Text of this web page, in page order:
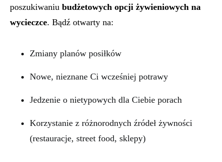
poszukiwaniu budżetowych opcji żywieniowych na
wycieczce. Bądź otwarty na:
Zmiany planów posiłków
Nowe, nieznane Ci wcześniej potrawy
Jedzenie o nietypowych dla Ciebie porach
Korzystanie z różnorodnych źródeł żywności
(restauracje, street food, sklepy)